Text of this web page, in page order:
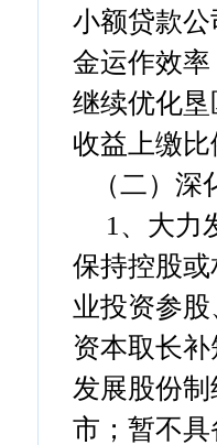
小额贷款
金运作效
继续优化
收益上缴
（二）
1、大力
保持控股
业投资参
资本取长
发展股份
市；暂不